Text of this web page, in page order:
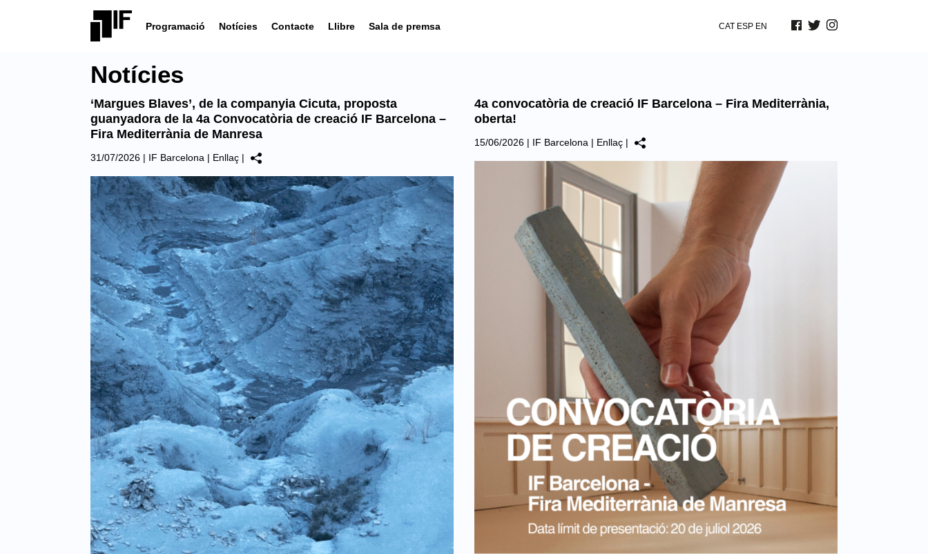
Programació Notícies Contacte Llibre Sala de premsa CAT ESP EN
Notícies
‘Margues Blaves’, de la companyia Cicuta, proposta
guanyadora de la 4a Convocatòria de creació IF Barcelona –
Fira Mediterrània de Manresa
31/07/2026 | IF Barcelona | Enllaç |
4a convocatòria de creació IF Barcelona – Fira Mediterrània,
oberta!
15/06/2026 | IF Barcelona | Enllaç |